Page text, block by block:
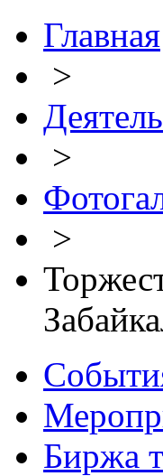
Главная
>
>
>
Биржа